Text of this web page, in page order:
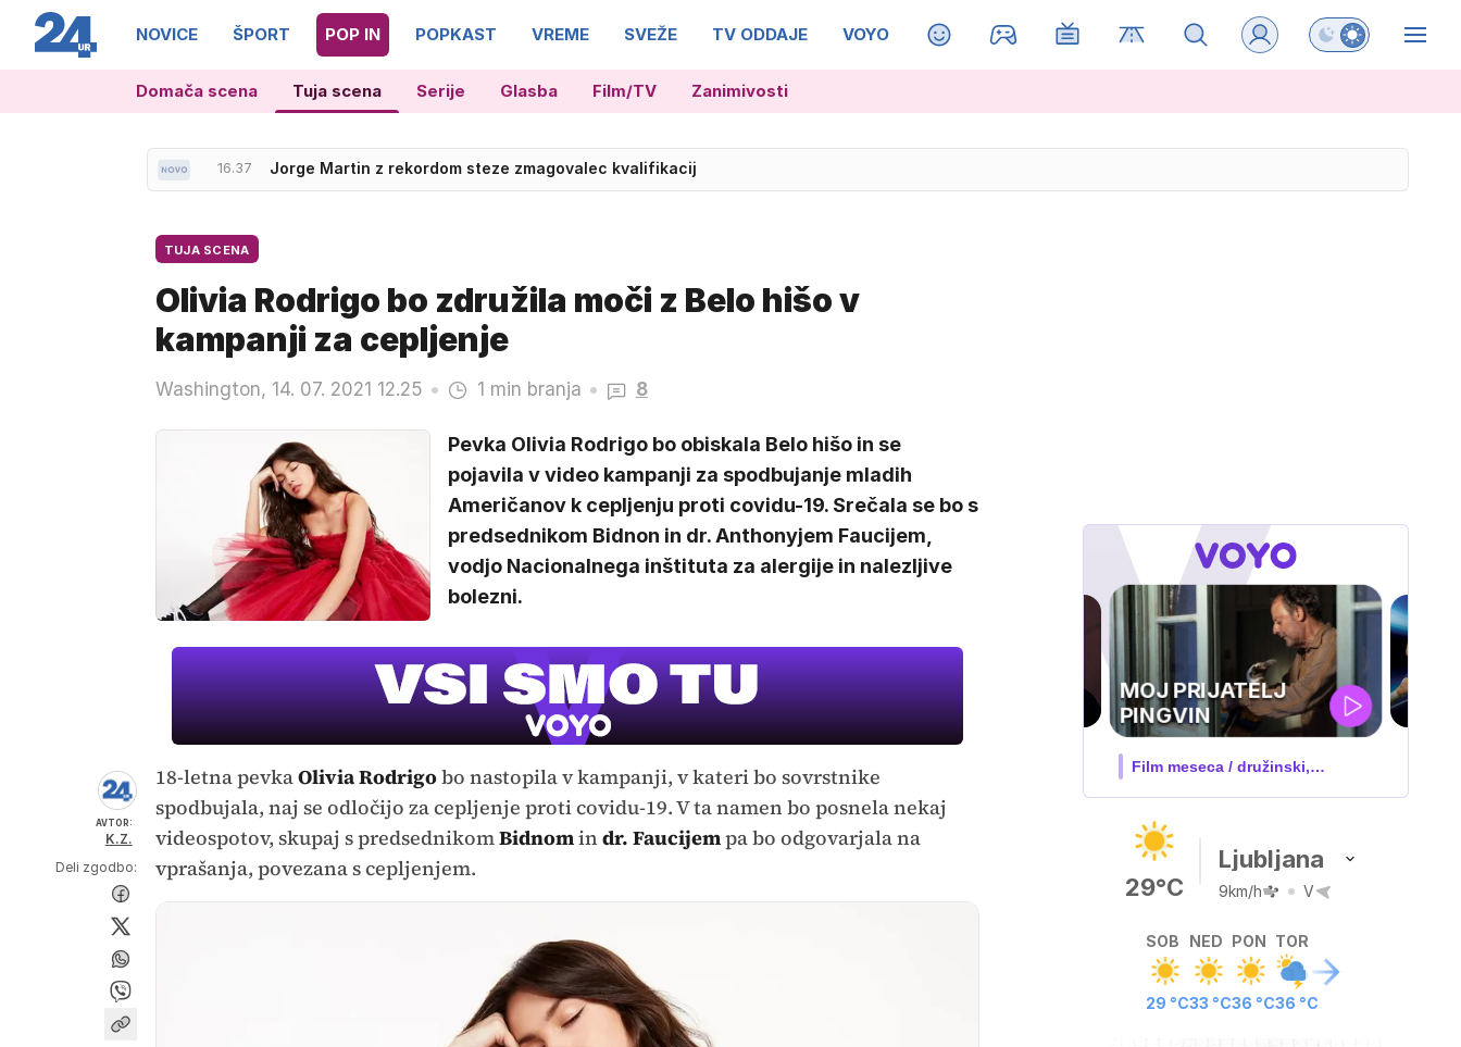
NOVICE ŠPORT POP IN POPKAST VREME SVEŽE TV ODDAJE VOYO MAGAZIN Preklopi barvni
Domača scena Tuja scena Serije Glasba Film/TV Zanimivosti
16.37 Jorge Martin z rekordom steze zmagovalec kvalifikacij
TUJA SCENA
Olivia Rodrigo bo združila moči z Belo hišo v
kampanji za cepljenje
Washington, 14. 07. 2021 12.25 1 min branja 8
Pevka Olivia Rodrigo bo obiskala Belo hišo in se
pojavila v video kampanji za spodbujanje mladih
Američanov k cepljenju proti covidu-19. Srečala se bo s
predsednikom Bidnon in dr. Anthonyjem Faucijem,
vodjo Nacionalnega inštituta za alergije in nalezljive
bolezni.
AVTOR:
K.Z.
Deli zgodbo:
18-letna pevkaOlivia Rodrigobo nastopila v kampanji, v kateri bo sovrstnike
spodbujala, naj se odločijo za cepljenje proti covidu-19. V ta namen bo posnela nekaj
videospotov, skupaj s predsednikomBidnomindr. Faucijempa bo odgovarjala na
vprašanja, povezana s cepljenjem.
UEFA
SUPERPOKAL
V živo na VOYO: sreda ob 20.30
29°C
Ljubljana
9km/h V
SOB
29 °C
NED
33 °C
PON
36 °C
TOR
36 °C